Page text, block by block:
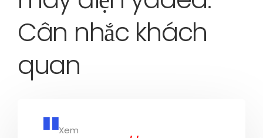
Cân nhắc khách
quan
Xem